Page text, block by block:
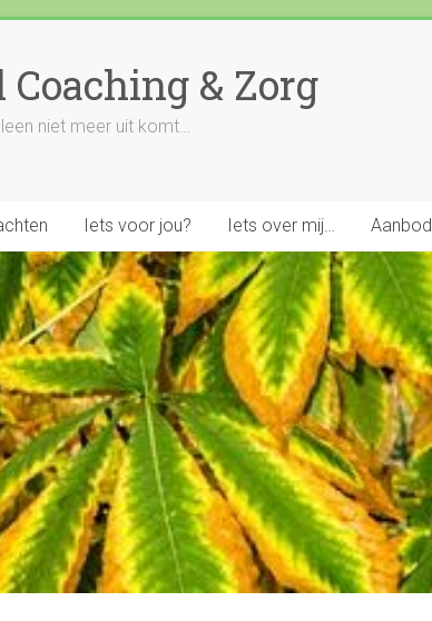
& Zorg
niet meer uit komt…
Iets voor jou? Iets over mij… Aanbod